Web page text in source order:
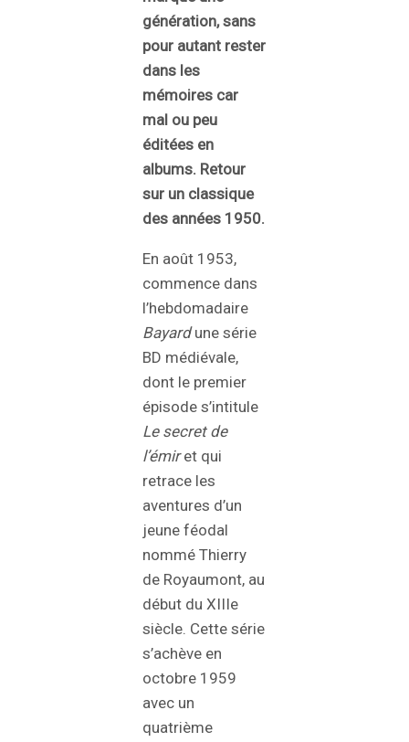
génération, sans
pour autant rester
dans les
mémoires car
mal ou peu
éditées en
albums. Retour
sur un classique
des années 1950.
En août 1953,
commence dans
l’hebdomadaire
Bayardune série
BD médiévale,
dont le premier
épisode s’intitule
Le secret de
l’émiret qui
retrace les
aventures d’un
jeune féodal
nommé Thierry
de Royaumont, au
début du XIIIe
siècle. Cette série
s’achève en
octobre 1959
avec un
quatrième